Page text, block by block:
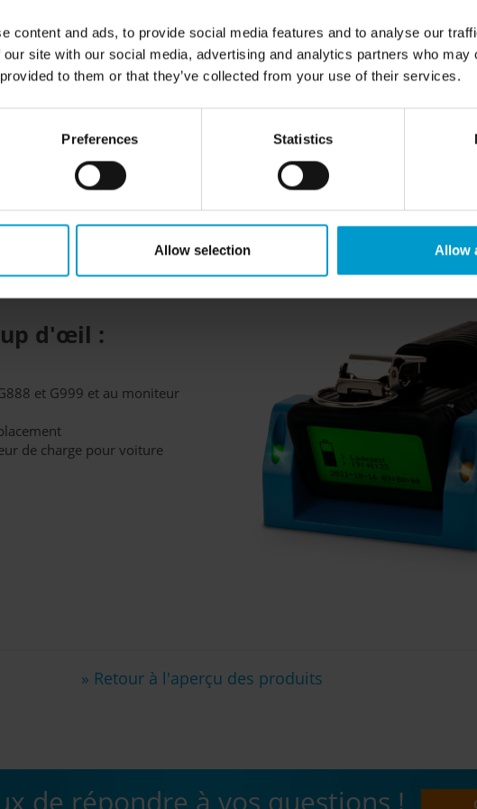
content and ads, to provide social media features and to analyse our
site with our social media, advertising and analytics partners who may
to them or that they’ve collected from your use of their services.
Preferences Statistics
Allow selection Allow
rechargés sur place sans avoir besoin d'une prise de
mobile
sécurité doivent être prêts
garantit une durée de
la présence de gaz
la durée de l'opération.
G888 et de TeamLink soit
DIC888/999-B.
en option ou un
d'œil :
et G999 et au moniteur
de charge pour voiture
» Retour à l'aperçu des produits
de répondre à vos questions !